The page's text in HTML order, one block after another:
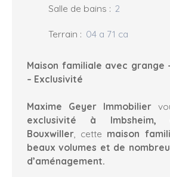
Salle de bains : 2
Terrain : 04 a 71 ca
Maison familiale avec grange
– Exclusivité
Maxime Geyer Immobilier
exclusivité à Imbsheim,
Bouxwiller , cette maison
beaux volumes et de
d’aménagement.